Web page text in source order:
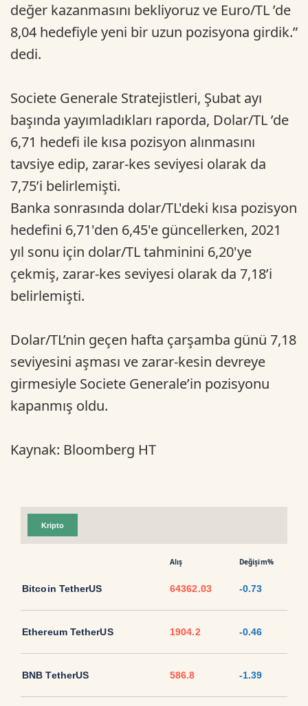
değer kazanmasını bekliyoruz ve Euro/TL ’de
8,04 hedefiyle yeni bir uzun pozisyona girdik.”
dedi.
Societe Generale Stratejistleri, Şubat ayı
başında yayımladıkları raporda, Dolar/TL ’de
6,71 hedefi ile kısa pozisyon alınmasını
tavsiye edip, zarar-kes seviyesi olarak da
7,75’i belirlemişti.
Banka sonrasında dolar/TL'deki kısa pozisyon
hedefini 6,71'den 6,45'e güncellerken, 2021
yıl sonu için dolar/TL tahminini 6,20'ye
çekmiş, zarar-kes seviyesi olarak da 7,18’i
belirlemişti.
Dolar/TL’nin geçen hafta çarşamba günü 7,18
seviyesini aşması ve zarar-kesin devreye
girmesiyle Societe Generale’in pozisyonu
kapanmış oldu.
Kaynak: Bloomberg HT
Kripto
Alış Değişim%
Bitcoin TetherUS 64362.03 -0.73
Ethereum TetherUS 1904.2 -0.46
BNB TetherUS 586.8 -1.39